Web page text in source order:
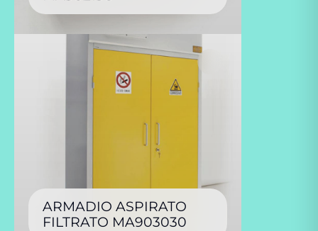
ARMADIO ASPIRATO
FILTRATO MA903030